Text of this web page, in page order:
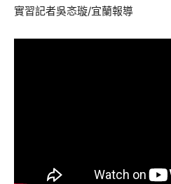
實習記者吳忞璇/宜蘭報導